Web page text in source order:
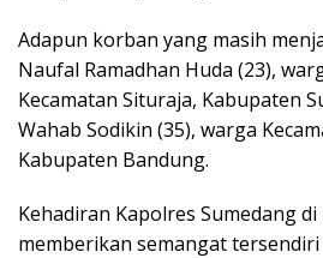
Adapun korban yang masih
Naufal Ramadhan Huda (23),
Kecamatan Situraja, Kabupaten
Wahab Sodikin (35), warga
Kabupaten Bandung.
Kehadiran Kapolres Sumedang
memberikan semangat